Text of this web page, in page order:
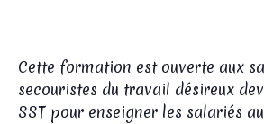
Cette formation est ouverte aux
secouristes du travail désireux
SST pour enseigner les salariés